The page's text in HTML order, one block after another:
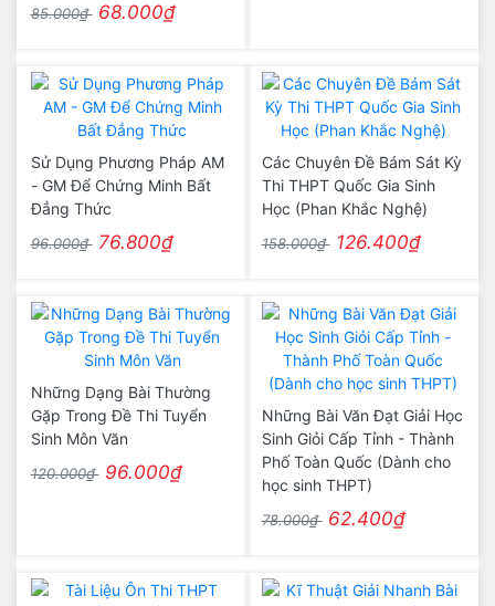
85.000₫ 68.000₫
Sử Dụng Phương Pháp AM
- GM Để Chứng Minh Bất
Đẳng Thức
96.000₫ 76.800₫
Các Chuyên Đề Bám Sát Kỳ
Thi THPT Quốc Gia Sinh
Học (Phan Khắc Nghệ)
158.000₫ 126.400₫
Những Dạng Bài Thường
Gặp Trong Đề Thi Tuyển
Sinh Môn Văn
120.000₫ 96.000₫
Những Bài Văn Đạt Giải Học
Sinh Giỏi Cấp Tỉnh - Thành
Phố Toàn Quốc (Dành cho
học sinh THPT)
78.000₫ 62.400₫